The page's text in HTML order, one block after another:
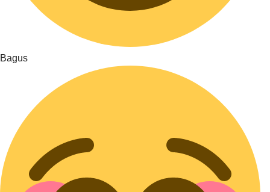
Bagus